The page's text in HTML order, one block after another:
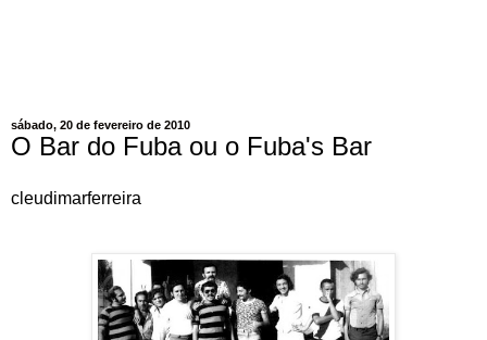
sábado, 20 de fevereiro de 2010
O Bar do Fuba ou o Fuba's Bar
cleudimarferreira